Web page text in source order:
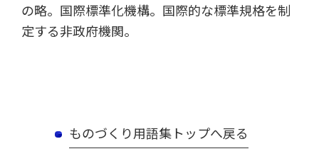
の略。国際標準化機構。国際的な標準規格を制
定する非政府機関。
ものづくり用語集トップへ戻る